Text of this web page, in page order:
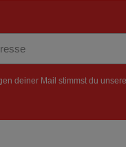
deiner Mail stimmst du